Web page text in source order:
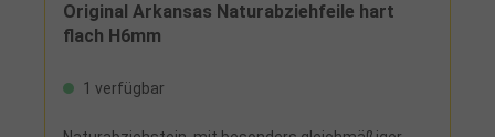
Original Arkansas Naturabziehfeile hart
flach H6mm
1 verfügbar